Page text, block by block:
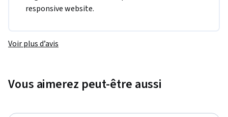
responsive website.
Voir plus d’avis
Vous aimerez peut-être aussi